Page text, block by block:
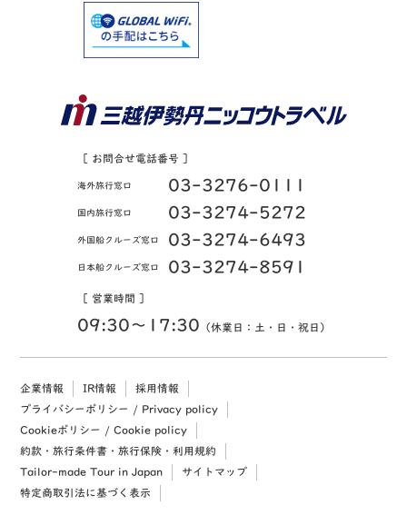
［ お問合せ電話番号 ］
海外旅行窓口 03-3276-0111
国内旅行窓口 03-3274-5272
外国船クルーズ窓口 03-3274-6493
日本船クルーズ窓口 03-3274-8591
［ 営業時間 ］
09:30〜17:30 （休業日：土・日・祝日）
企業情報 IR情報
採用情報
プライバシーポリシー / Privacy policy
Cookieポリシー / Cookie policy
約款・旅行条件書・旅行保険・利用規約
Tailor-made Tour in Japan
サイトマップ
特定商取引法に基づく表示